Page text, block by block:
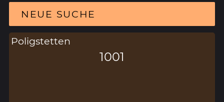
NEUE SUCHE
Poligstetten
1001